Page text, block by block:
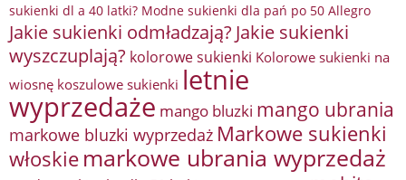
sukienki dl a 40 latki? Modne sukienki dla pań po 50 Allegro
Jakie sukienki odmładzają? Jakie sukienki
wyszczuplają? kolorowe sukienki Kolorowe sukienki na
wiosnę koszulowe sukienki letnie
wyprzedaże mango bluzki mango ubrania
markowe bluzki wyprzedaż Markowe sukienki
włoskie markowe ubrania wyprzedaż